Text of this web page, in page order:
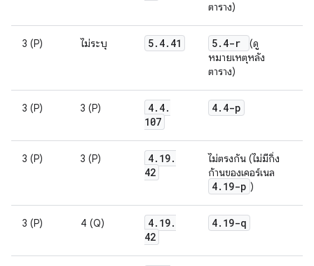
ตาราง)
3 (P) ไม่ระบุ 5. 4. 41 5. 4-r
(ดู
หมายเหตุหลัง
ตาราง)
3 (P) 3 (P) 4. 4.
107
4. 4-p
3 (P) 3 (P) 4. 19.
42
ไม่ตรงกัน (ไม่มีกิ่ง
ก้านของเคอร์เนล
4. 19-p )
3 (P) 4 (Q) 4. 19.
42
4. 19-q